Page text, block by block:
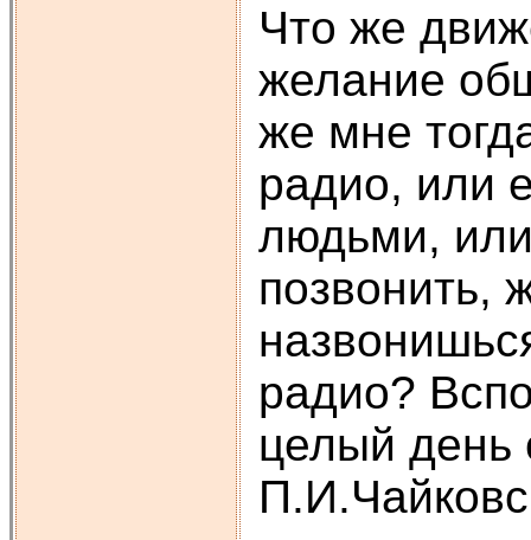
Что же
желание
же мне
радио, или
людьми, или
позвонить,
радио?
целый день